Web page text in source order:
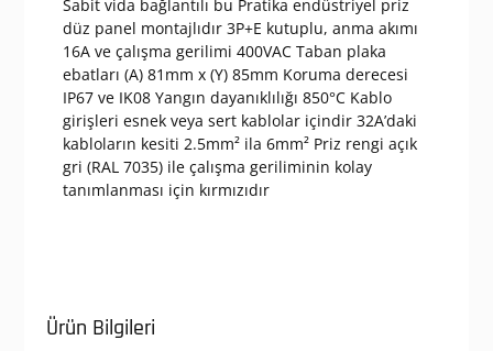
Sabit vida bağlantılı bu Pratika endüstriyel priz
düz panel montajlıdır 3P+E kutuplu, anma akımı
16A ve çalışma gerilimi 400VAC Taban plaka
ebatları (A) 81mm x (Y) 85mm Koruma derecesi
IP67 ve IK08 Yangın dayanıklılığı 850°C Kablo
girişleri esnek veya sert kablolar içindir 32A’daki
kabloların kesiti 2.5mm² ila 6mm² Priz rengi açık
gri (RAL 7035) ile çalışma geriliminin kolay
tanımlanması için kırmızıdır
Ürün Bilgileri